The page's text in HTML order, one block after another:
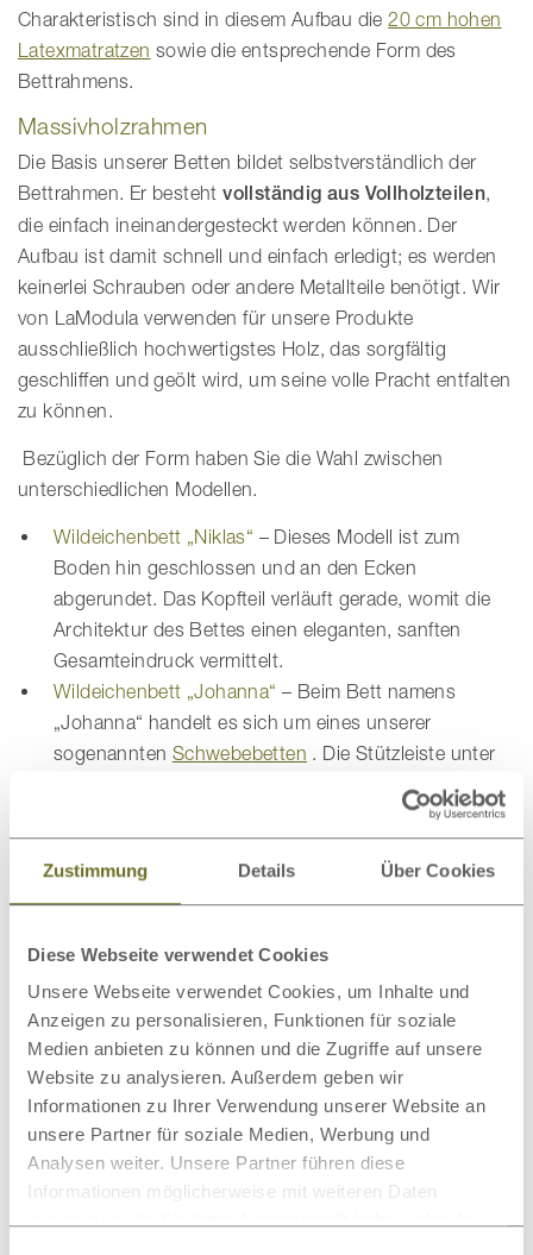
Zustimmung Details Über Cookies
Diese Webseite verwendet Cookies
Unsere Webseite verwendet Cookies, um Inhalte und
Anzeigen zu personalisieren, Funktionen für soziale
Medien anbieten zu können und die Zugriffe auf unsere
Website zu analysieren. Außerdem geben wir
Informationen zu Ihrer Verwendung unserer Website an
unsere Partner für soziale Medien, Werbung und
Analysen weiter. Unsere Partner führen diese
Informationen möglicherweise mit weiteren Daten
Charakteristisch sind in diesem Aufbau die20 cm hohen
Latexmatratzen sowie die entsprechende Form des
Bettrahmens.
Massivholzrahmen
Die Basis unserer Betten bildet selbstverständlich der
Bettrahmen. Er bestehtvollständig aus Vollholzteilen,
die einfach ineinandergesteckt werden können. Der
Aufbau ist damit schnell und einfach erledigt; es werden
keinerlei Schrauben oder andere Metallteile benötigt. Wir
von LaModula verwenden für unsere Produkte
ausschließlich hochwertigstes Holz, das sorgfältig
geschliffen und geölt wird, um seine volle Pracht entfalten
zu können.
Bezüglich der Form haben Sie die Wahl zwischen
unterschiedlichen Modellen.
Wildeichenbett „Niklas“ – Dieses Modell ist zum
Boden hin geschlossen und an den Ecken
abgerundet. Das Kopfteil verläuft gerade, womit die
Architektur des Bettes einen eleganten, sanften
Gesamteindruck vermittelt.
Wildeichenbett „Johanna“ – Beim Bett namens
„Johanna“ handelt es sich um eines unserer
sogenannten Schwebebetten . Die Stützleiste unter
dem Bettrahmen, die sozusagen die Bettfüße bildet,
verläuft so, dass sie auf den ersten Blick nicht
erkennbar ist. Dadurch entsteht der Eindruck eines
Bettes, das über dem Boden schwebt.
Wildeichenbett „Lukas“ – Auch „Lukas“ ist so ein
durch die spitzen Ecken zustande kommt. Dies
vermittelt einen geradlinigen, direkten, modernen
Eindruck und passt damit besonders gut in
Einrichtungskonzepte, die ebenso angelegt sind.
Wildeichenbett „Patrizia“
– Dieses Modell ist „Lukas“
nicht unähnlich. Es unterscheidet sich hauptsächlich
durch den kürzeren, dafür breiteren Kopfteil. Hier